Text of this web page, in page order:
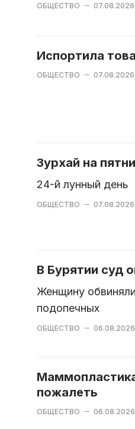
ОБЩЕСТВО 07.08.2026
Испортила
ОБЩЕСТВО
Зурхай на
24-й лунный день
ОБЩЕСТВО
В Бурятии суд
Женщину
подопечных
ОБЩЕСТВО 06.08.2026
пожалеть
ОБЩЕСТВО 06.08.2026